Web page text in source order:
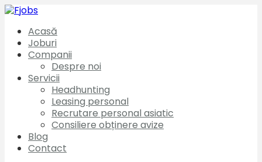
Acasă
Joburi
Companii
Despre noi
Servicii
Headhunting
Leasing personal
Recrutare personal asiatic
Consiliere obținere avize
Blog
Contact